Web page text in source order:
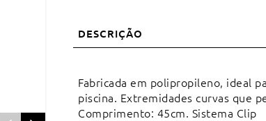
DESCRIÇÃO
Fabricada em polipropileno, ideal
piscina. Extremidades curvas que
Comprimento: 45cm. Sistema Clip